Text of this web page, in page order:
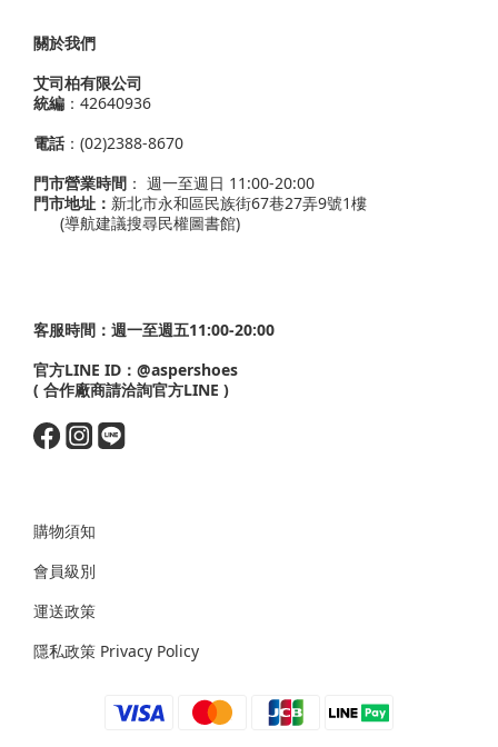
關於我們
艾司柏有限公司
統編 ：42640936
電話：(02)2388-8670
門市營業時間 ： 週一至週日 11:00-20:00
門市地址： 新北市永和區民族街67巷27弄9號1樓
(導航建議搜尋民權圖書館)
客服時間：週一至週五11:00-20:00
官方LINE ID： @aspershoes
( 合作廠商請洽詢官方LINE )
購物須知
會員級別
運送政策
隱私政策 Privacy Policy